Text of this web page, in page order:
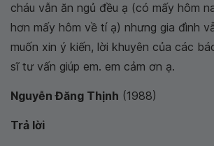
cháu vẫn ăn ngủ đều ạ (có mấy hôm
hơn mấy hôm về tí ạ) nhưng gia đình
muốn xin ý kiến, lời khuyên của các
sĩ tư vấn giúp em. em cảm ơn ạ.
Nguyễn Đăng Thịnh (1988)
Trả lời